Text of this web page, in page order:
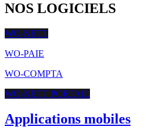
NOS LOGICIELS
WO-NETT
WO-PAIE
WO-COMPTA
WO-NETT PORTAIL
Applications mobiles